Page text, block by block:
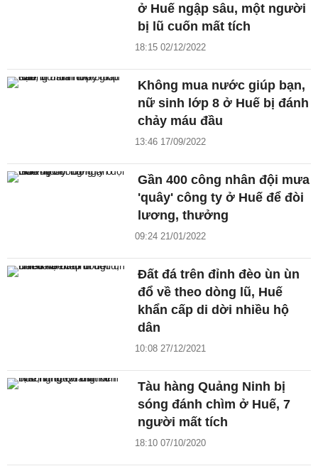
ở Huế ngập sâu, một người
bị lũ cuốn mất tích
18:15 02/12/2022
Không mua nước giúp bạn,
nữ sinh lớp 8 ở Huế bị đánh
chảy máu đầu
13:46 17/09/2022
Gần 400 công nhân đội mưa
'quây' công ty ở Huế để đòi
lương, thưởng
09:24 21/01/2022
Đất đá trên đỉnh đèo ùn ùn
đổ về theo dòng lũ, Huế
khẩn cấp di dời nhiều hộ
dân
10:08 27/12/2021
Tàu hàng Quảng Ninh bị
sóng đánh chìm ở Huế, 7
người mất tích
18:10 07/10/2020